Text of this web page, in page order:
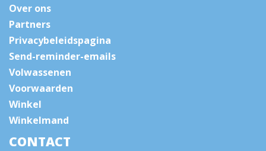
Over ons
Partners
Privacybeleidspagina
Send-reminder-emails
Volwassenen
Voorwaarden
Winkel
Winkelmand
CONTACT